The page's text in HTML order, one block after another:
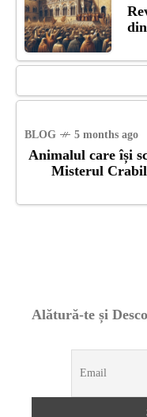
BLOG 5 months ago
Animalul care își
Misterul
Alătură-te și